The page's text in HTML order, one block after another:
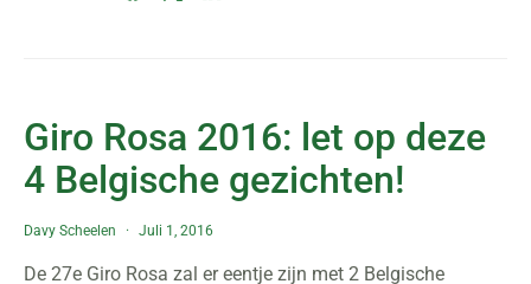
Giro Rosa 2016: let op deze
4 Belgische gezichten!
Davy Scheelen Juli 1, 2016
De 27e Giro Rosa zal er eentje zijn met 2 Belgische